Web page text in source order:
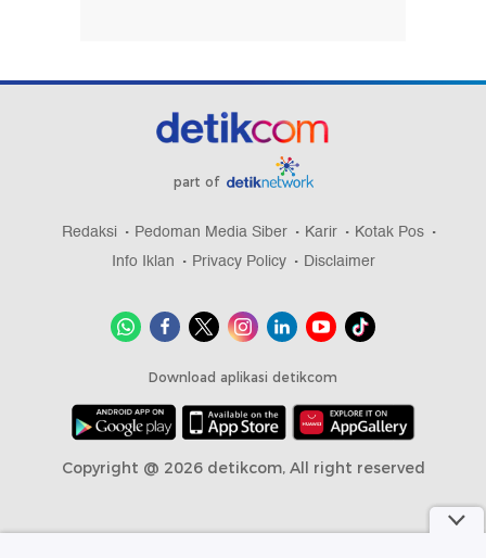
part of
Redaksi Pedoman Media Siber Karir
Kotak Pos
Info Iklan
Privacy Policy Disclaimer
Download aplikasi detikcom
Copyright @ 2026 detikcom, All right reserved